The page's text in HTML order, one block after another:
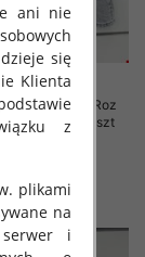
jeansy Roz
Paczka 10 szt
ani nie
się
Klienta
z
plikami
na
i